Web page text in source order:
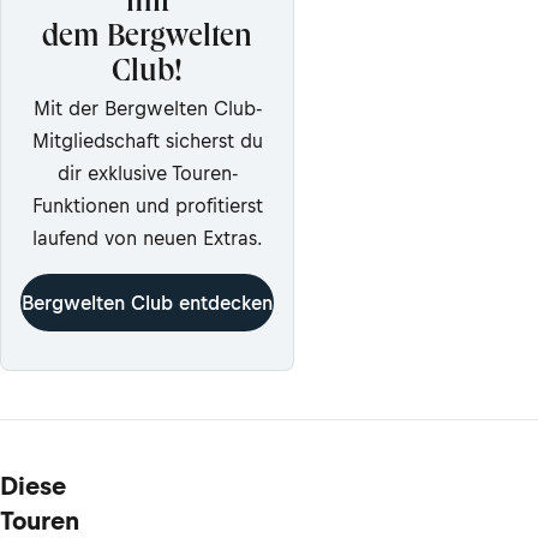
dem Bergwelten
Club!
Mit der Bergwelten Club-
Mitgliedschaft sicherst du
dir exklusive Touren-
Funktionen und profitierst
laufend von neuen Extras.
Bergwelten Club entdecken
Diese
Touren